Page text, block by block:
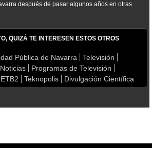
después de pasar algunos años en otras
QUIZÁ TE INTERESEN ESTOS OTROS
Pública de Navarra
Televisión
Noticias
Programas de Televisión
ETB2 Teknopolis Divulgación Científica